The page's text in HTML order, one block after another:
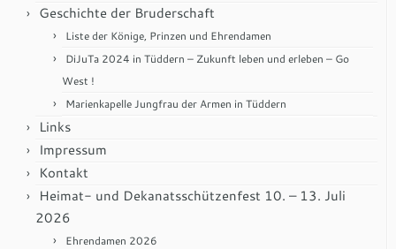
Geschichte der Bruderschaft
Liste der Könige, Prinzen und Ehrendamen
DiJuTa 2024 in Tüddern – Zukunft leben und erleben – Go
West !
Marienkapelle Jungfrau der Armen in Tüddern
Links
Impressum
Kontakt
Heimat- und Dekanatsschützenfest 10. – 13. Juli
2026
Ehrendamen 2026